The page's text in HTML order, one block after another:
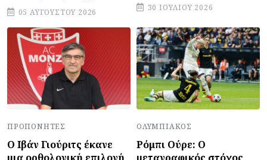
05 ΑΥΓΟΎΣΤΟΥ 2026 30 ΙΟΥΛΊΟΥ 2026
ΠΡΟΠΟΝΗΤΈΣ
Ο Ιβάν Γιούριτς έκανε
ΟΛΥΜΠΙΑΚΌΣ
Ρόμπι Ούρε: Ο